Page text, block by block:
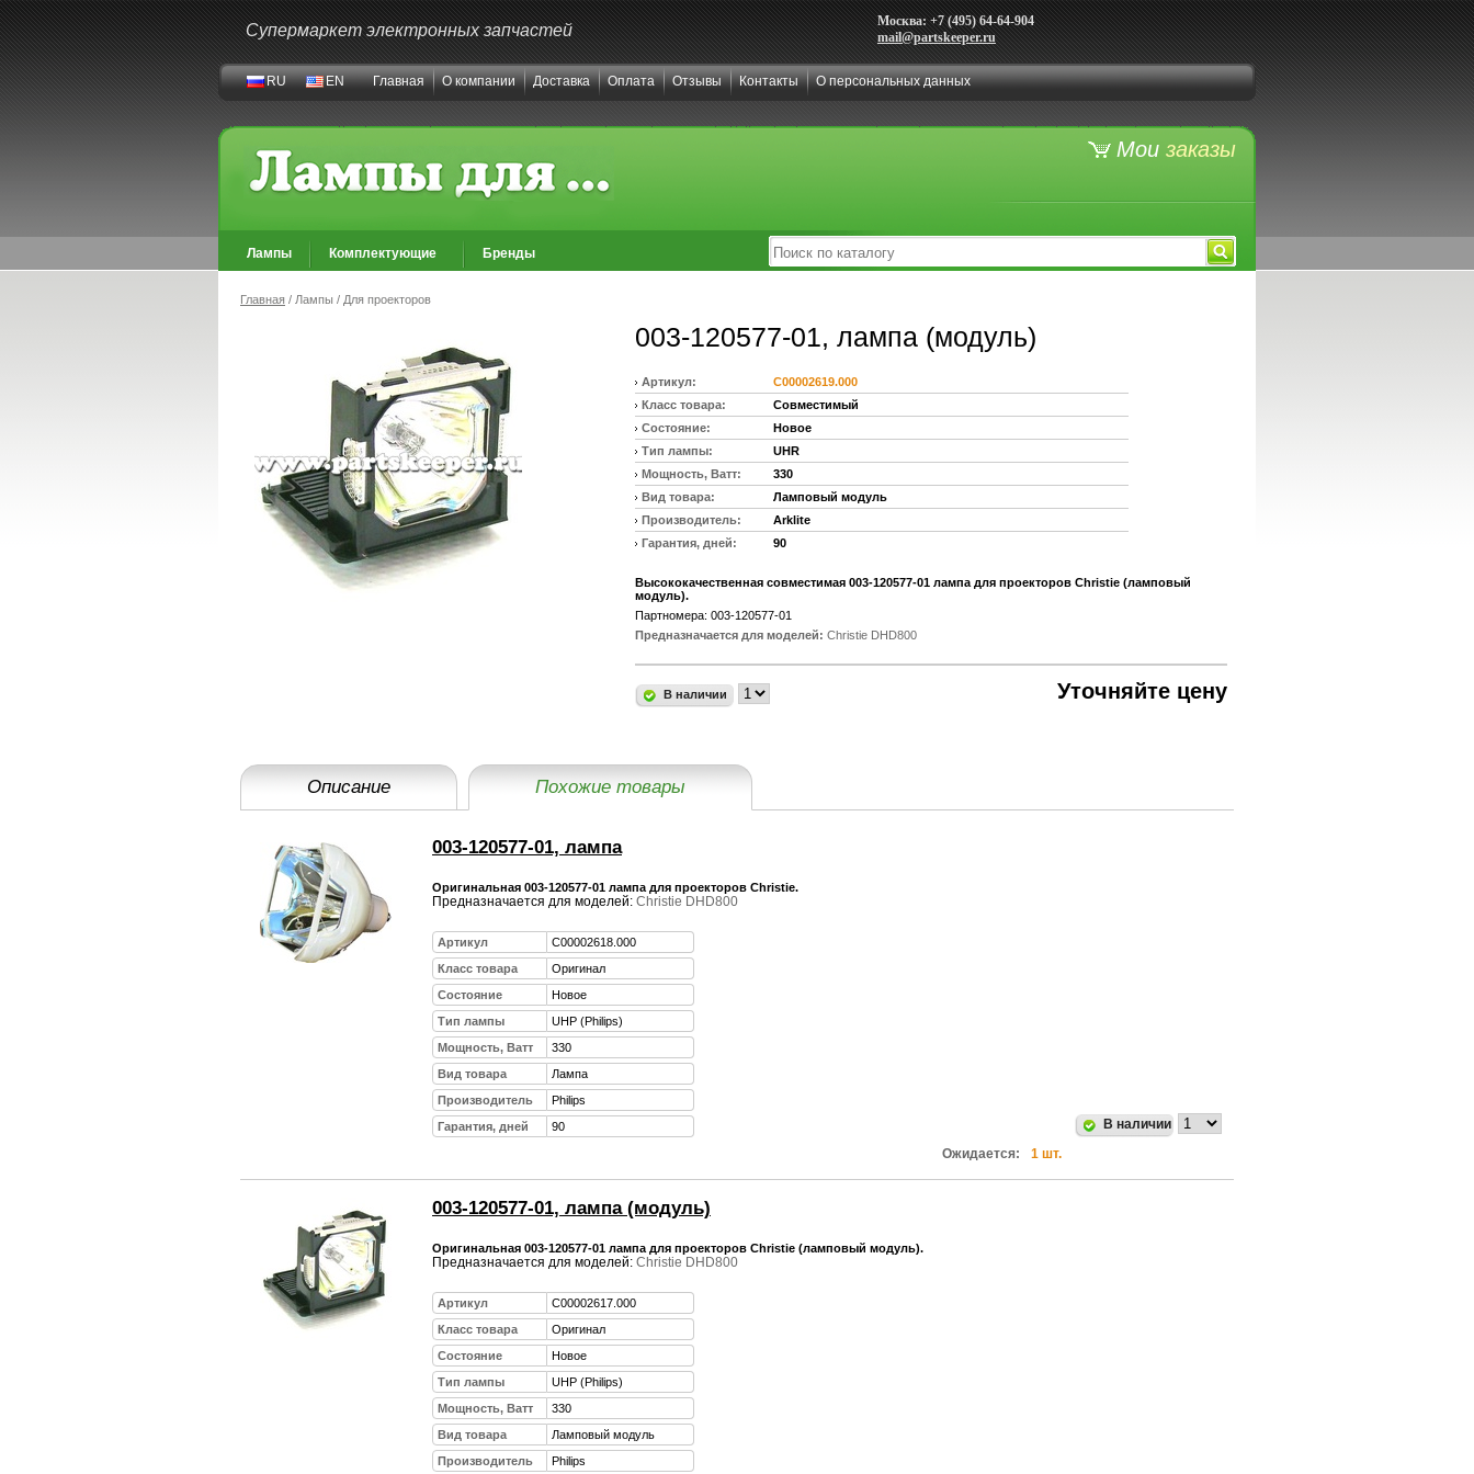
Супермаркет электронных запчастей
Москва: +7 (495) 64-64-904
mail@partskeeper.ru
RU EN Главная О компании Доставка Оплата Отзывы Контакты О персональных данных
Лампы Комплектующие Бренды
Мои заказы
Главная / Лампы / Для проекторов
003-120577-01, лампа (модуль)
Артикул:
C00002619.000
Класс товара:
Совместимый
Состояние:
Новое
Тип лампы:
UHR
Мощность, Ватт:
330
Вид товара:
Ламповый модуль
Производитель:
Arklite
Гарантия, дней:
90
Высококачественная совместимая 003-120577-01 лампа для проекторов Christie (ламповый
модуль).
Партномера: 003-120577-01
Предназначается для моделей: Christie DHD800
В наличии Уточняйте цену
Описание Похожие товары
003-120577-01, лампа
Оригинальная 003-120577-01 лампа для проекторов Christie.
Предназначается для моделей: Christie DHD800
Артикул
C00002618.000
Класс товара
Оригинал
Состояние
Новое
Тип лампы
UHP (Philips)
Мощность, Ватт
330
Вид товара
Лампа
Производитель
Philips
Гарантия, дней
90
В наличии
1 шт.
Ожидается:
003-120577-01, лампа (модуль)
Оригинальная 003-120577-01 лампа для проекторов Christie (ламповый модуль).
Предназначается для моделей: Christie DHD800
Артикул
C00002617.000
Класс товара
Оригинал
Состояние
Новое
Тип лампы
UHP (Philips)
Мощность, Ватт
330
Вид товара
Ламповый модуль
Производитель
Philips